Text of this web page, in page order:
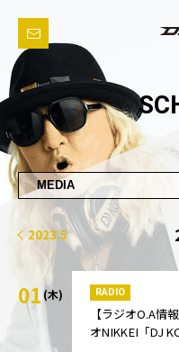
2023.5
01 (木) RADIO
【ラジオO.A情
オNIKKEI「DJ